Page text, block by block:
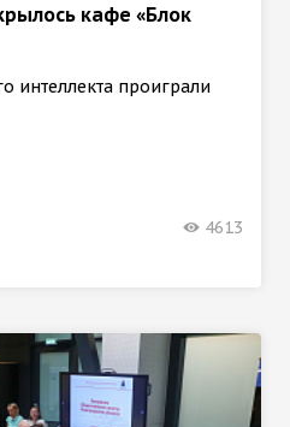
кафе «Блок
интеллекта проиграли
4613